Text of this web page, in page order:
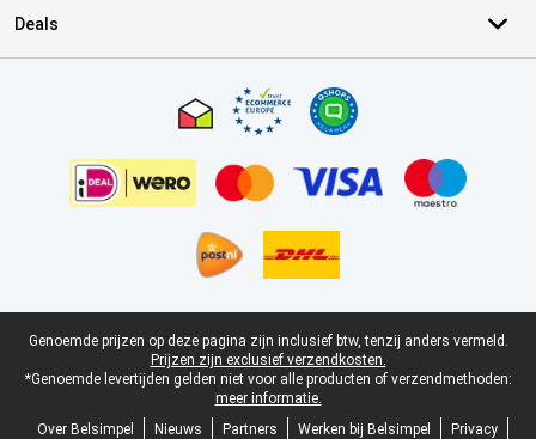
Deals
Juridische voettekst
Genoemde prijzen op deze pagina zijn inclusief btw, tenzij anders vermeld.
Prijzen zijn exclusief verzendkosten.
*Genoemde levertijden gelden niet voor alle producten of verzendmethoden:
meer informatie.
Over Belsimpel
Nieuws Partners Werken bij Belsimpel
Privacy